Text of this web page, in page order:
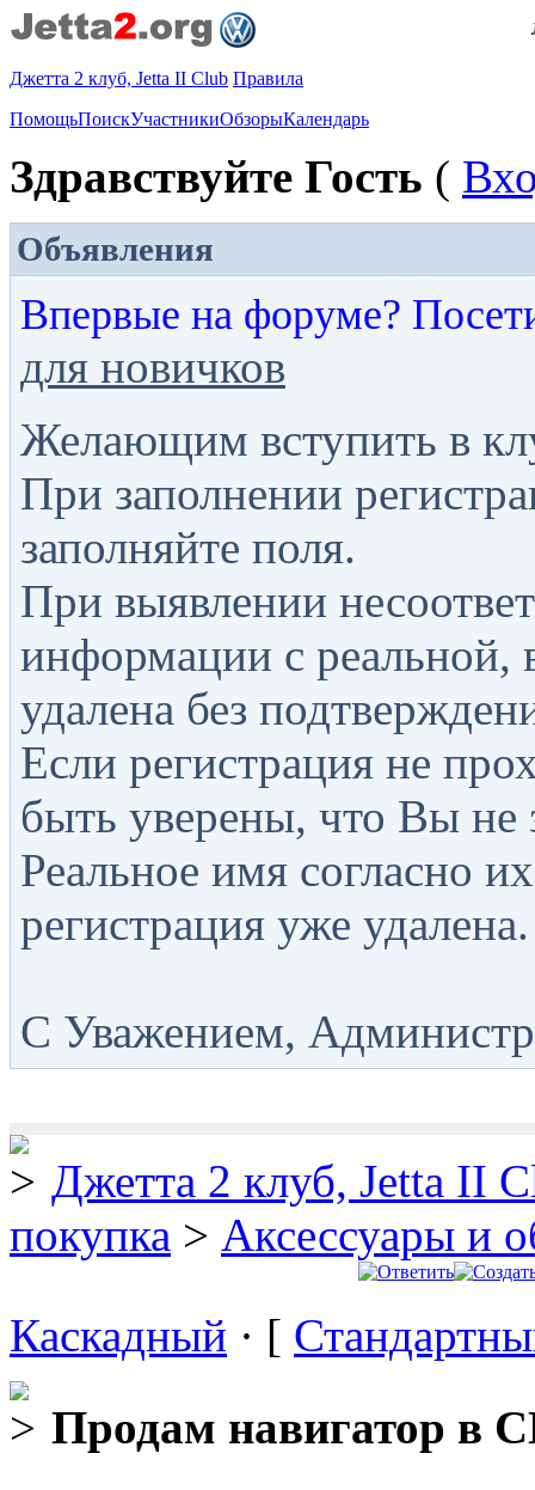
Джетта 2 клуб, Jetta II Club Правила
ПомощьПоискУчастникиОбзорыКалендарь
Здравствуйте Гость (
Объявления
Впервые на форуме?
для новичков
Желающим вступить в
При заполнении
заполняйте поля.
При выявлении
информации с реальной,
удалена без
Если регистрация не
быть уверены, что Вы не
Реальное имя согласно
регистрация уже удалена.
С Уважением,
Джетта 2 клуб, Jetta II
покупка > Аксессуары и
Каскадный · [
Продам навигатор в